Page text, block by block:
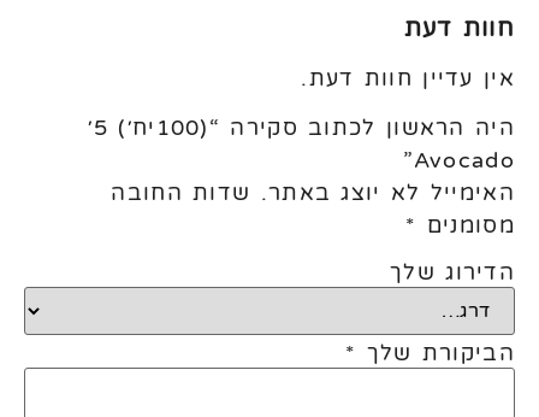
חוות דעת
אין עדיין חוות דעת.
היה הראשון לכתוב סקירה “(100יח׳) 5׳
Avocado”
האימייל לא יוצג באתר. שדות החובה
מסומנים *
הדירוג שלך
הביקורת שלך *